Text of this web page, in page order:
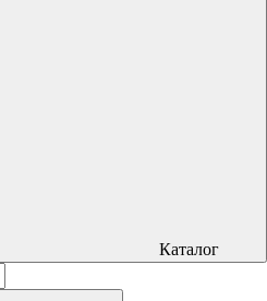
Каталог